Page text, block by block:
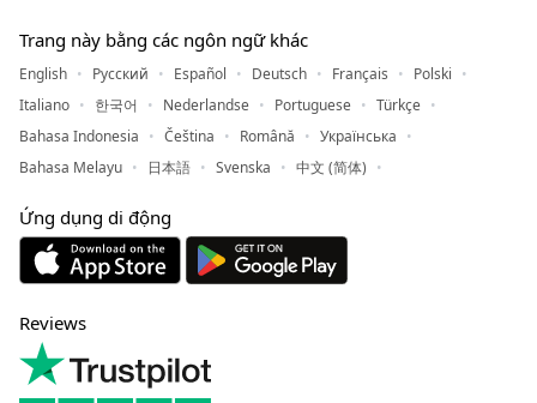
Trang này bằng các ngôn ngữ khác
English Русский Español Deutsch Français
Polski
Italiano
한국어 Nederlandse Portuguese
Türkçe
Bahasa Indonesia
Čeština Română
Українська
Bahasa Melayu
日本語 Svenska 中文 (简体)
Ứng dụng di động
Reviews